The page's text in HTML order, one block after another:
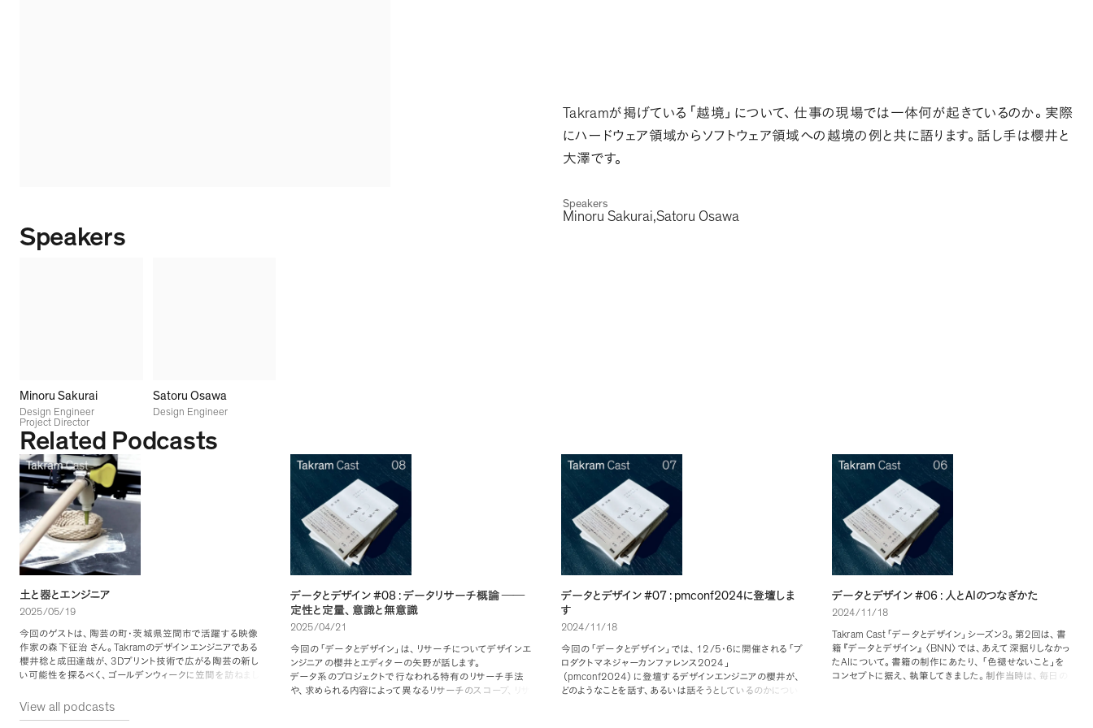
Takramが掲げている 「 越境 」 について、 仕事の現場では一体何が起きているのか。 実際
にハードウェア領域からソフトウェア領域への越境の例と共に語ります。 話し手は櫻井と
大澤です。
Speakers
Minoru Sakurai Satoru Osawa
Speakers
Minoru Sakurai
Design Engineer
Project Director
Satoru Osawa
Design Engineer
Related Podcasts
土と器とエンジニア
2025/05/19
今回のゲストは、
陶芸の町・茨城県笠間市で活躍する映像
作家の森下征治 さん。 Takramのデザインエンジニアである
櫻井稔と成田達哉が、 3Dプリント技術で広がる陶芸の新し
い可能性を探るべく、 ゴールデンウィークに笠間を訪ねまし
「陶芸の未来」 について
データとデザイン #08 : データリサーチ概論 ──
定性と定量、 意識と無意識
2025/04/21
今回の 「データとデザイン 」 は、
リサーチについてデザインエ
ンジニアの櫻井とエディターの矢野が話します。
データ系のプロジェクトで行なわれる特有のリサーチ手法
や、 求められる内容によって異なるリサーチのスコープ、
リサ
データとデザイン #07 : pmconf2024に登壇しま
す
2024/11/18
今回の 「データとデザイン 」 では、 12/5 ・6に開催される 「 プ
ロダクトマネジャーカンファレンス 2024 」
（pmconf2024 ） に登壇するデザインエンジニアの櫻井が、
どのようなことを話す、 あるいは話そうとしているのかについ
データとデザイン #06 : 人とAI のつなぎかた
2024/11/18
Takram Cast 「データとデザイン 」 シーズン3。 第2 回は、 書
籍 『データとデザイン 』 〈 BNN 〉 では、 あえて深掘りしなかっ
たAI について。 書籍の制作にあたり、 「 色褪せないこと 」 を
コンセプトに据え、 執筆してきました。 制作当時は、 毎日の
View all podcasts